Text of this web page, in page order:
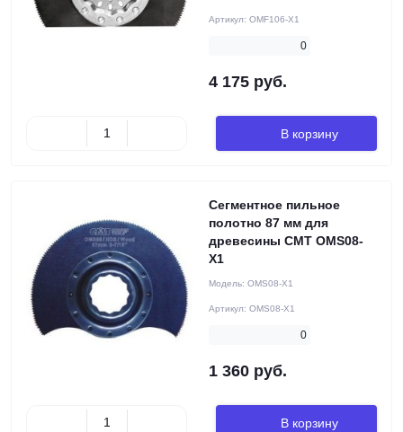
Артикул: OMF106-X1
0
4 175 руб.
В корзину
Сегментное пильное
полотно 87 мм для
древесины CMT OMS08-
X1
Модель: OMS08-X1
Артикул: OMS08-X1
0
1 360 руб.
В корзину